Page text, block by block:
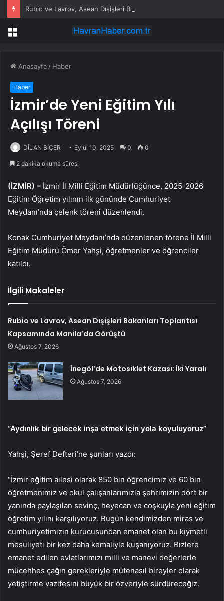
Menü
Anasayfa / Haber
Haber
İzmir’de Yeni Eğitim Yılı
Açılışı Töreni
DİLAN BİÇER Eylül 10, 2025 0 0
2 dakika okuma süresi
(İZMİR) – İzmir İl Milli Eğitim Müdürlüğünce, 2025-2026
Eğitim Öğretim yılının ilk gününde Cumhuriyet
Meydanı’nda çelenk töreni düzenlendi.
Konak Cumhuriyet Meydanı’nda düzenlenen törene İl Milli
Eğitim Müdürü Ömer Yahşi, öğretmenler ve öğrenciler
katıldı.
İlgili Makaleler
Rubio ve Lavrov, Asean Dışişleri Bakanları Toplantısı
Kapsamında Manila’da Görüştü
Ağustos 7, 2026
İnegöl’de Motosiklet Kazası: İki Yaralı
Ağustos 7, 2026
“Aydınlık bir gelecek inşa etmek için yola koyuluyoruz”
Yahşi, Şeref Defteri’ne şunları yazdı:
“İzmir eğitim ailesi olarak 850 bin öğrencimiz ve 60 bin
öğretmenimiz ve okul çalışanlarımızla şehrimizin dört bir
yanında paylaşılan sevinç, heyecan ve coşkuyla yeni eğitim
öğretim yılını karşılıyoruz. Bugün kendimizden miras ve
cumhuriyetimizin kurucusundan emanet olan bu kıymetli
mesuliyeti bir kez daha kemaliyle kuşanıyoruz. Bizlere
emanet edilen evlatlarımızı milli ve manevi değerlerle
mücehhes çağın gerekleriyle mütenasıl bireyler olarak
yetiştirme vazifesini büyük bir özveriyle sürdüreceğiz.